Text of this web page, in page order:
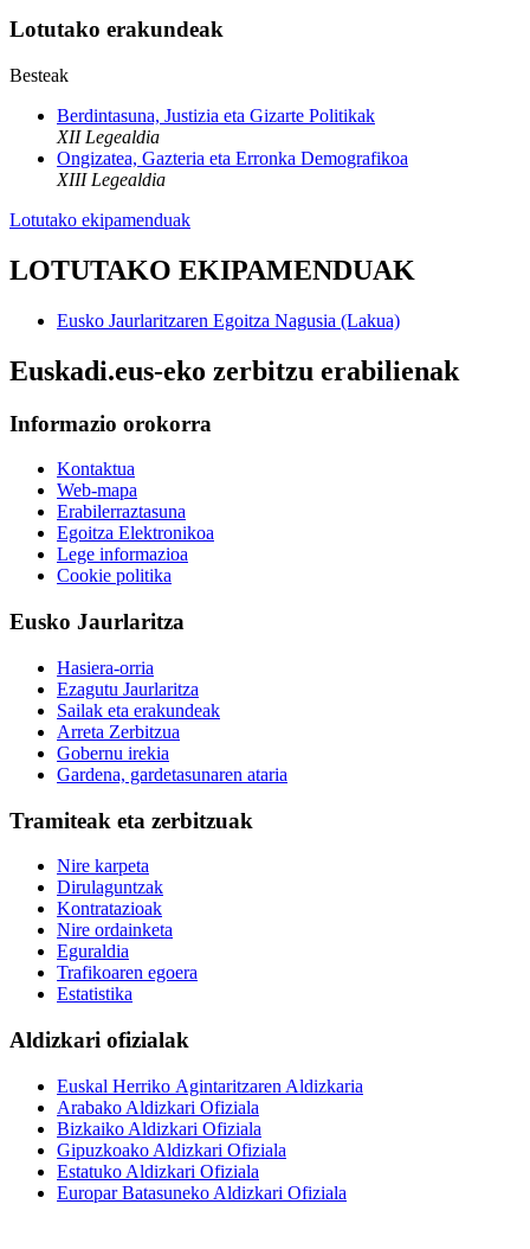
Lotutako erakundeak
Besteak
Berdintasuna, Justizia eta Gizarte Politikak
XII Legealdia
Ongizatea, Gazteria eta Erronka Demografikoa
XIII Legealdia
Lotutako ekipamenduak
LOTUTAKO EKIPAMENDUAK
Eusko Jaurlaritzaren Egoitza Nagusia (Lakua)
Euskadi.eus-eko zerbitzu erabilienak
Informazio orokorra
Kontaktua
Web-mapa
Erabilerraztasuna
Egoitza Elektronikoa
Lege informazioa
Cookie politika
Eusko Jaurlaritza
Hasiera-orria
Ezagutu Jaurlaritza
Sailak eta erakundeak
Arreta Zerbitzua
Gobernu irekia
Gardena, gardetasunaren ataria
Tramiteak eta zerbitzuak
Nire karpeta
Dirulaguntzak
Kontratazioak
Nire ordainketa
Eguraldia
Trafikoaren egoera
Estatistika
Aldizkari ofizialak
Euskal Herriko Agintaritzaren Aldizkaria
Arabako Aldizkari Ofiziala
Bizkaiko Aldizkari Ofiziala
Gipuzkoako Aldizkari Ofiziala
Estatuko Aldizkari Ofiziala
Europar Batasuneko Aldizkari Ofiziala